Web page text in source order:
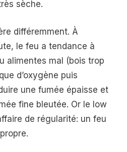
sèche.
différemment. À
le feu a tendance à
alimentes mal (bois trop
d’oxygène puis
une fumée épaisse et
fine bleutée. Or le low
de régularité: un feu